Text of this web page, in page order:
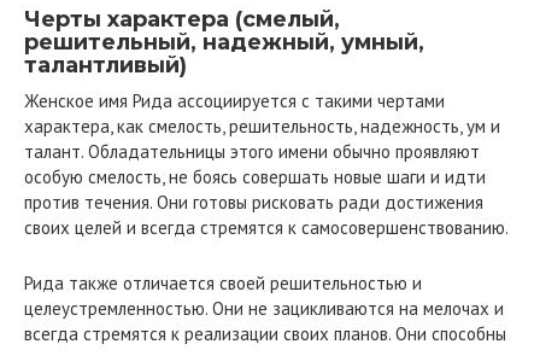
Черты характера (смелый,
решительный, надежный, умный,
талантливый)
Женское имя Рида ассоциируется с такими чертами
характера, как смелость, решительность, надежность, ум и
талант. Обладательницы этого имени обычно проявляют
особую смелость, не боясь совершать новые шаги и идти
против течения. Они готовы рисковать ради достижения
своих целей и всегда стремятся к самосовершенствованию.
Рида также отличается своей решительностью и
целеустремленностью. Они не зацикливаются на мелочах и
всегда стремятся к реализации своих планов. Они способны